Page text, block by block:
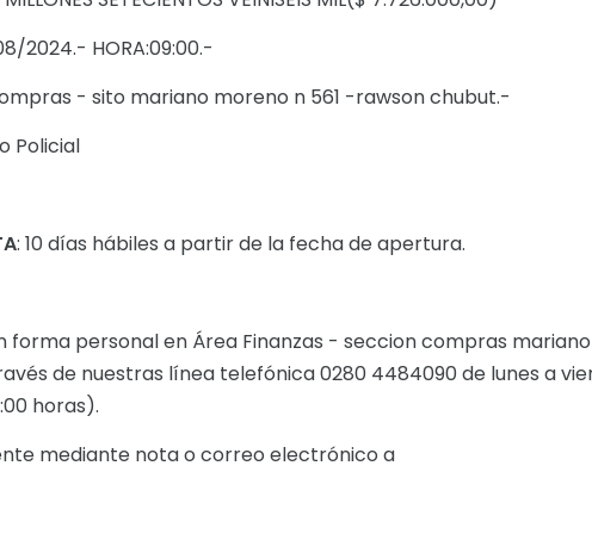
2024.- HORA:09:00.-
- sito mariano moreno n 561 -rawson chubut.-
Policial
: 10 días hábiles a partir de la fecha de apertura.
forma personal en Área Finanzas - seccion compras mariano
de nuestras línea telefónica 0280 4484090 de lunes a
horas).
mediante nota o correo electrónico a